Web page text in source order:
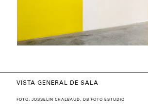
VISTA GENERAL DE SALA
FOTO: JOSSELIN CHALBAUD, DB FOTO ESTUDIO
VISTA DE SALA
VISTA DE SALA